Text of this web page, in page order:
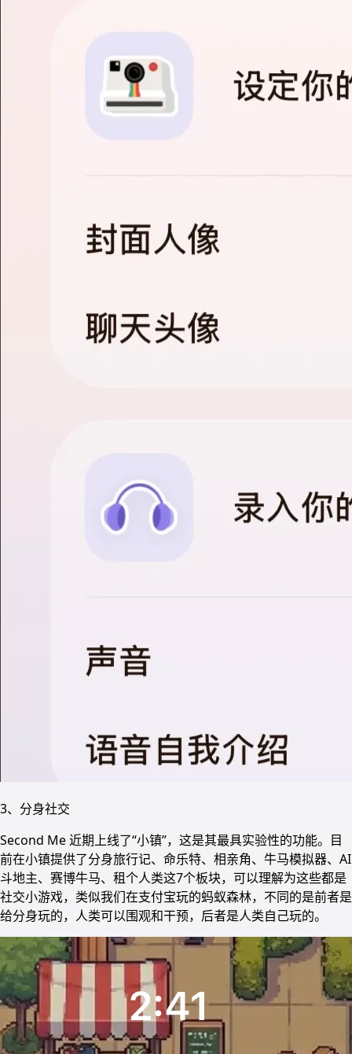
3、分身社交
Second Me 近期上线了“小镇”，这是其最具实验性的功能。目
前在小镇提供了分身旅行记、命乐特、相亲角、牛马模拟器、AI
斗地主、赛博牛马、租个人类这7个板块，可以理解为这些都是
社交小游戏，类似我们在支付宝玩的蚂蚁森林，不同的是前者是
给分身玩的，人类可以围观和干预，后者是人类自己玩的。